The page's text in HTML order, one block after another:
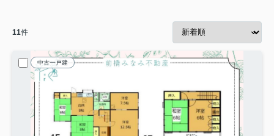
11件
中古一戸建